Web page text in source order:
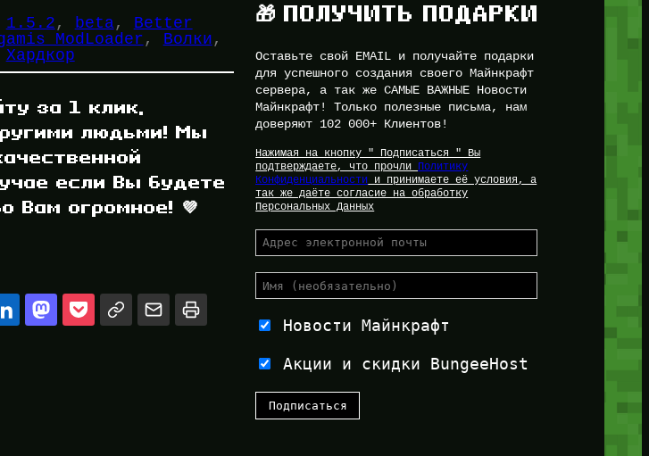
1.5.2 , beta, Better
ModLoader , Волки
Хардкор
за 1 клик,
людьми! Мы
если Вы будете
Вам огромное! 💜
🎁 ПОЛУЧИТЬ ПОДАРКИ
Оставьте свой EMAIL и получайте подарки
для успешного создания своего Майнкрафт
сервера, а так же САМЫЕ ВАЖНЫЕ Новости
Майнкрафт! Только полезные письма, нам
доверяют 102 000+ Клиентов!
Нажимая на кнопку " Подписаться " Вы
подтверждаете, что прочли Политику
Конфиденциальности и принимаете её условия, а
так же даёте согласие на обработку
Персональных Данных
Новости Майнкрафт
Акции и скидки BungeeHost